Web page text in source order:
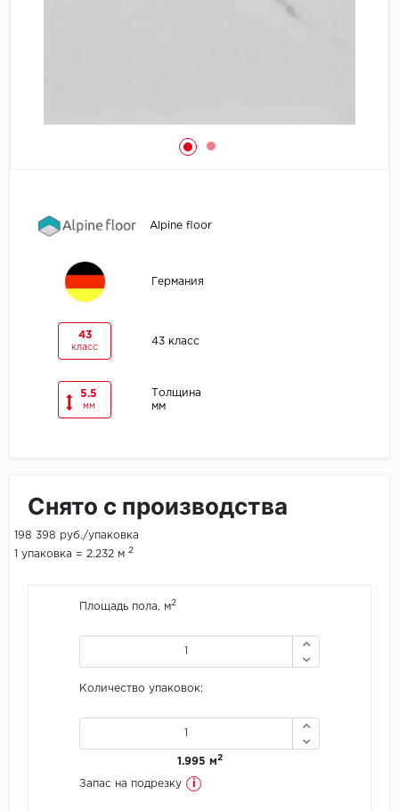
Forbo Allura Click
Jinan PDM
KDF
Alpine floor
Германия
43
класс
43 класс
5.5
мм
Толщина
мм
Снято с производства
198 398 руб./упаковка
1 упаковка = 2.232 м 2
Площадь пола, м2
Количество упаковок:
1.995 м2
Запас на подрезку i